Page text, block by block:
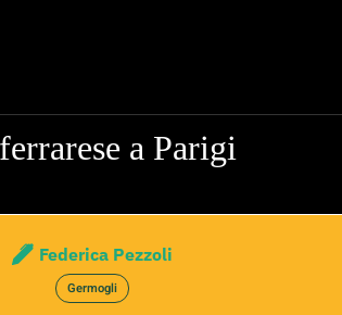
a Parigi
Federica Pezzoli
Germogli